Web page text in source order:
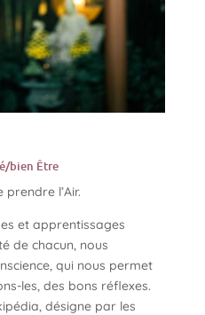
bien Être
l’Air.
et apprentissages
de chacun, nous
qui nous permet
les, des bons réflexes.
désigne par les